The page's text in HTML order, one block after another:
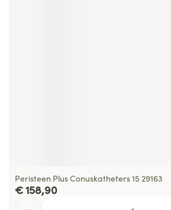
Peristeen Plus Conuskatheters 15 29163
€ 158,90